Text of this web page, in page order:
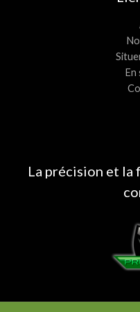
En
La précision et la